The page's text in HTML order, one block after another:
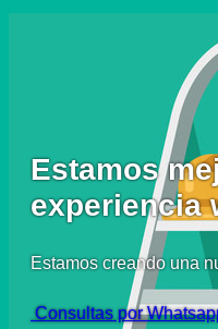
Estamos
experiencia
Estamos creando una
Consultas por